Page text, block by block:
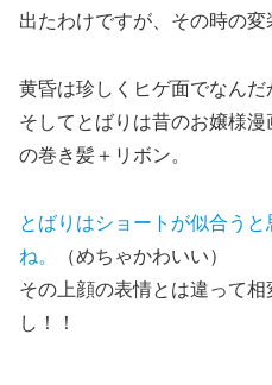
出たわけですが、その時の
黄昏は珍しくヒゲ面でなんだ
そしてとばりは昔のお嬢様
の巻き髪＋リボン。
とばりはショートが似合う
ね。
（めちゃかわいい）
その上顔の表情とは違って相
し！！